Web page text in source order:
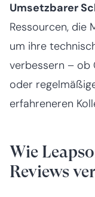
Umsetzbarer
Ressourcen, die
um ihre
verbessern – ob
oder
erfahreneren
Wie
Reviews